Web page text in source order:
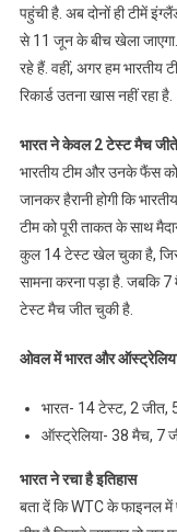
पहुंची है. अब दोनों ही टीमें
से 11 जून के बीच खेला
रहे हैं. वहीं, अगर हम भारतीय
रिकार्ड उतना खास नहीं रहा है.
भारत ने केवल 2 टेस्ट मैच जीते
भारतीय टीम और उनके फैंस
जानकर हैरानी होगी कि
टीम को पूरी ताकत के साथ
कुल 14 टेस्ट खेल चुका है,
सामना करना पड़ा है. जबकि
टेस्ट मैच जीत चुकी है.
ओवल में भारत और ऑस्ट्रेलिया
भारत- 14 टेस्ट, 2 जीत,
ऑस्ट्रेलिया- 38 मैच, 7
भारत ने रचा है इतिहास
बता दें कि WTC के फाइनल में